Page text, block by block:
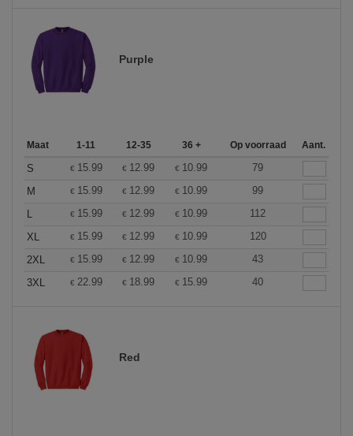
Purple
Maat 1-11 12-35 36 + Op voorraad Aant.
S € 15.99 € 12.99 € 10.99
79
M
€ 15.99 € 12.99 € 10.99
99
L
€ 15.99 € 12.99 € 10.99
112
XL
€ 15.99 € 12.99 € 10.99
120
2XL
€ 15.99 € 12.99 € 10.99
43
3XL
€ 22.99 € 18.99 € 15.99 40
Red